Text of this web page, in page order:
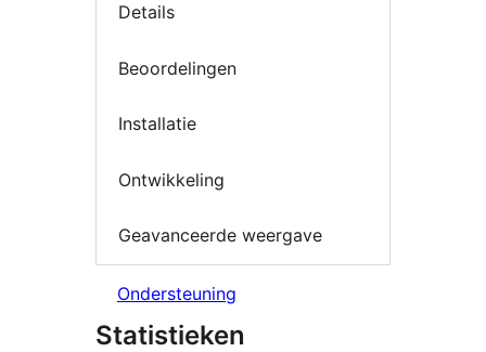
Details
Beoordelingen
Installatie
Ontwikkeling
Geavanceerde weergave
Ondersteuning
Statistieken